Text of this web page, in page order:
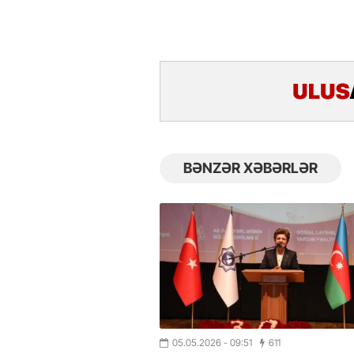
BƏNZƏR XƏBƏRLƏR
05.05.2026 - 09:51 611